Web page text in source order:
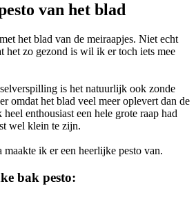
van het blad
het blad van de meiraapjes. Niet echt
het zo gezond is wil ik er toch iets mee
is het natuurlijk ook zonde
omdat het blad veel meer oplevert dan de
enthousiast een hele grote raap had
wel klein te zijn.
ik er een heerlijke pesto van.
bak pesto: